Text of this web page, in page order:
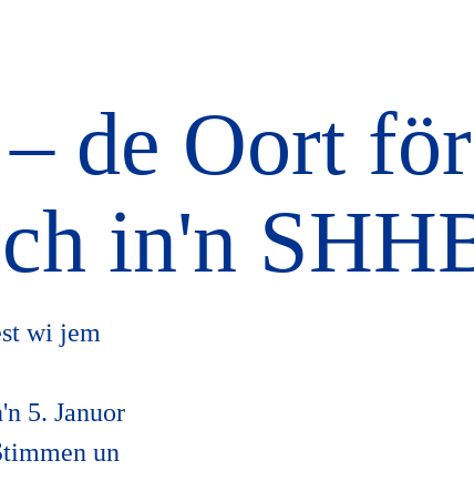
de Oort för
in'n
wi jem
5. Januor
un